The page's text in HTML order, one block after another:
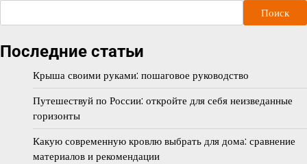
Поиск
Последние статьи
Крыша своими руками: пошаговое руководство
Путешествуй по России: откройте для себя неизведанные
горизонты
Какую современную кровлю выбрать для дома: сравнение
материалов и рекомендации